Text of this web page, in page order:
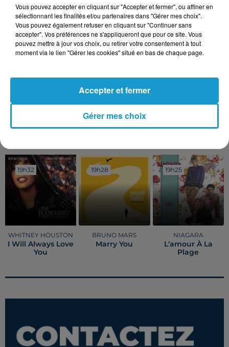
Cliquez icipour visionner l'appel aux dons d'Antoine.
Antoine Le Pioufle
Publié : 13 mai 2024 à 10h40
TITRES DIFFUSÉS
19h32
19h32
WHITNEY HOUSTON
I Will Always Love
You
19h28
19h28
BRUNO MARS
Marry You
19h25
19h25
NIAGARA
L'amour À La
Plage
Vous pouvez accepter en cliquant sur "Accepter et fermer", ou affiner en
sélectionnant les finalités et/ou partenaires dans "Gérer mes choix".
Vous pouvez également refuser en cliquant sur "Continuer sans
accepter". Vos préférences ne s'appliqueront que pour ce site. Vous
pouvez mettre à jour vos choix, ou retirer votre consentement à tout
moment via le lien "Gérer les cookies" situé en bas de chaque page.
Gérer mes choix
Accepter et fermer